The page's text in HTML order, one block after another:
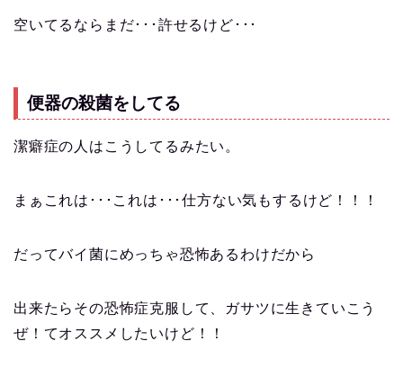
空いてるならまだ･･･許せるけど･･･
便器の殺菌をしてる
潔癖症の人はこうしてるみたい。
まぁこれは･･･これは･･･仕方ない気もするけど！！！
だってバイ菌にめっちゃ恐怖あるわけだから
出来たらその恐怖症克服して、ガサツに生きていこう
ぜ！てオススメしたいけど！！